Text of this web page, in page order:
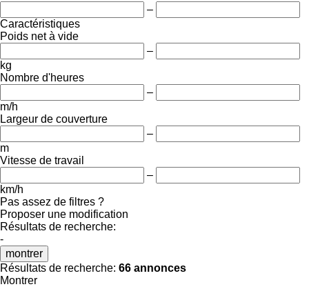
–
Caractéristiques
Poids net à vide
–
kg
Nombre d'heures
–
m/h
Largeur de couverture
–
m
Vitesse de travail
–
km/h
Pas assez de filtres ?
Proposer une modification
Résultats de recherche:
-
montrer
Résultats de recherche: 66 annonces
Montrer